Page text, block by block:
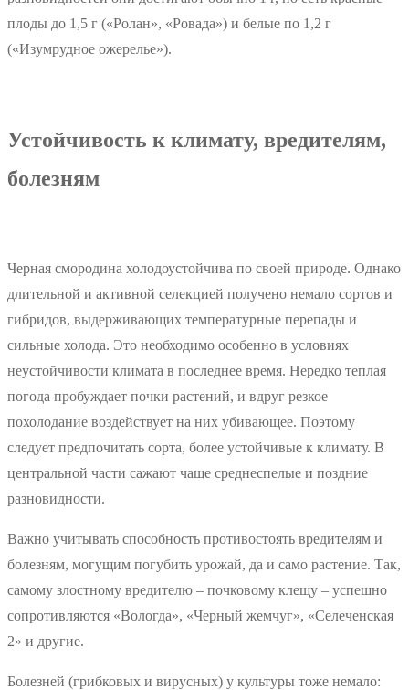
плоды до 1,5 г («Ролан», «Ровада») и белые по 1,2 г
(«Изумрудное ожерелье»).
Устойчивость к климату, вредителям,
болезням
Черная смородина холодоустойчива по своей природе. Однако
длительной и активной селекцией получено немало сортов и
гибридов, выдерживающих температурные перепады и
сильные холода. Это необходимо особенно в условиях
неустойчивости климата в последнее время. Нередко теплая
погода пробуждает почки растений, и вдруг резкое
похолодание воздействует на них убивающее. Поэтому
следует предпочитать сорта, более устойчивые к климату. В
центральной части сажают чаще среднеспелые и поздние
разновидности.
Важно учитывать способность противостоять вредителям и
болезням, могущим погубить урожай, да и само растение. Так,
самому злостному вредителю – почковому клещу – успешно
сопротивляются «Вологда», «Черный жемчуг», «Селеченская
2» и другие.
Болезней (грибковых и вирусных) у культуры тоже немало: